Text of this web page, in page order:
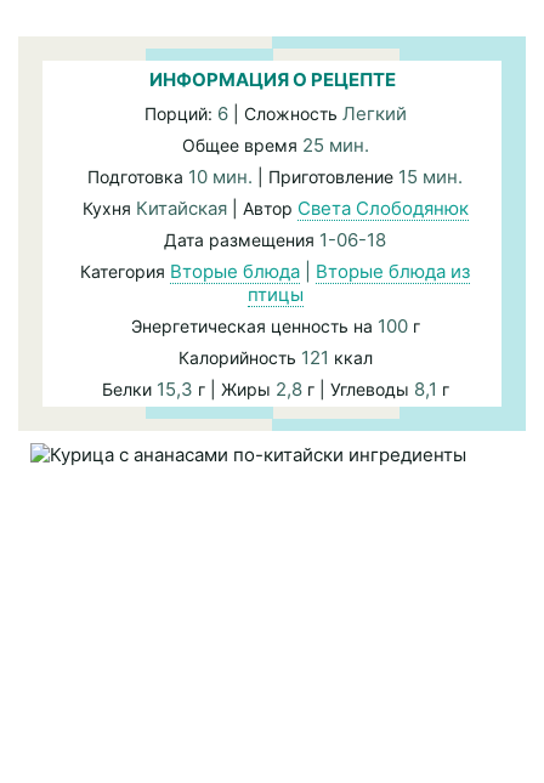
ИНФОРМАЦИЯ О РЕЦЕПТЕ
Порций: 6| Сложность Легкий
Общее время 25 мин.
Подготовка 10 мин. | Приготовление 15 мин.
Кухня Китайская| Автор Света Слободянюк
Дата размещения 1-06-18
Категория Вторые блюда
Вторые блюда из
птицы
Энергетическая ценность на 100г
Калорийность 121 ккал
Белки 15,3 г | Жиры 2,8г | Углеводы 8,1 г